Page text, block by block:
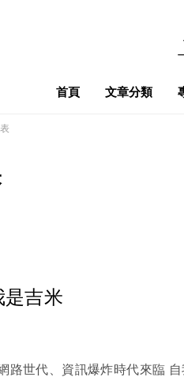
首頁 文章分類
是吉米
路世代、資訊爆炸時代來臨